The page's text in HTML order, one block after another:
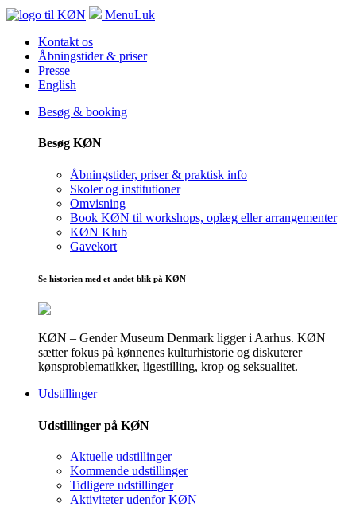
MenuLuk
Kontakt os
Åbningstider & priser
Presse
English
Besøg & booking
Besøg KØN
Åbningstider, priser & praktisk info
Skoler og institutioner
Omvisning
Book KØN til workshops, oplæg eller arrangementer
KØN Klub
Gavekort
Se historien med et andet blik på KØN
KØN – Gender Museum Denmark ligger i Aarhus. KØN
sætter fokus på kønnenes kulturhistorie og diskuterer
kønsproblematikker, ligestilling, krop og seksualitet.
Udstillinger
Udstillinger på KØN
Aktuelle udstillinger
Kommende udstillinger
Tidligere udstillinger
Aktiviteter udenfor KØN